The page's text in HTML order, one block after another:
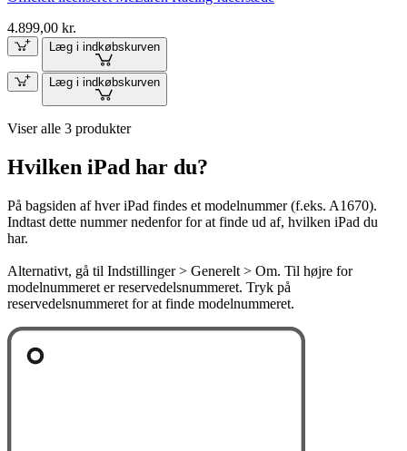
4.899,00 kr.
Læg i indkøbskurven
Læg i indkøbskurven
Viser alle 3 produkter
Hvilken iPad har du?
På bagsiden af hver iPad findes et modelnummer (f.eks. A1670).
Indtast dette nummer nedenfor for at finde ud af, hvilken iPad du
har.
Alternativt, gå til Indstillinger > Generelt > Om. Til højre for
modelnummeret er reservedelsnummeret. Tryk på
reservedelsnummeret for at finde modelnummeret.